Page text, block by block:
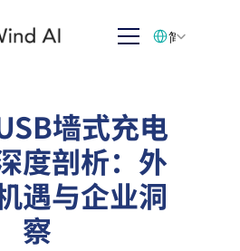
墙式充电
度剖析：外
遇与企业洞
察
简体中文